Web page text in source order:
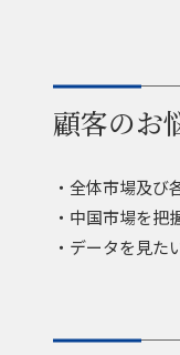
顧客のお
・全体市場及び
・中国市場を
・データを見た